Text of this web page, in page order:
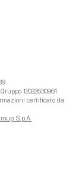
12022630961
certificato da
S.p.A.